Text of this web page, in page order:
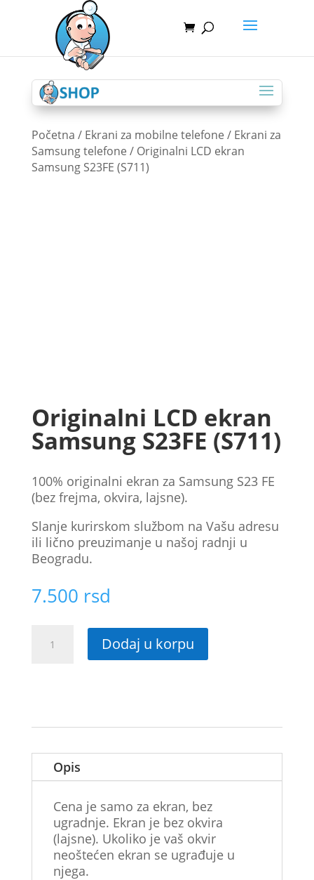
Početna / Ekrani za mobilne telefone / Ekrani za
Samsung telefone / Originalni LCD ekran
Samsung S23FE (S711)
Originalni LCD ekran
Samsung S23FE (S711)
100% originalni ekran za Samsung S23 FE
(bez frejma, okvira, lajsne).
Slanje kurirskom službom na Vašu adresu
ili lično preuzimanje u našoj radnji u
Beogradu.
7.500 rsd
Originalni
LCD
količina
Dodaj u korpu
Opis
Cena je samo za ekran, bez
ugradnje. Ekran je bez okvira
(lajsne). Ukoliko je vaš okvir
neoštećen ekran se ugrađuje u
njega.